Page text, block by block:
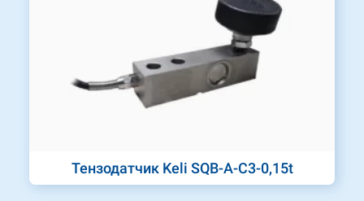
Тензодатчик Keli SQB-A-C3-0,15t